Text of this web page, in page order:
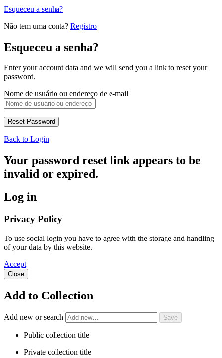
Esqueceu a senha?
Não tem uma conta? Registro
Esqueceu a senha?
Enter your account data and we will send you a link to reset your
password.
Nome de usuário ou endereço de e-mail
Back to Login
Your password reset link appears to be
invalid or expired.
Log in
Privacy Policy
To use social login you have to agree with the storage and handling
of your data by this website.
Accept
Close
Add to Collection
Add new or search
Public collection title
Private collection title